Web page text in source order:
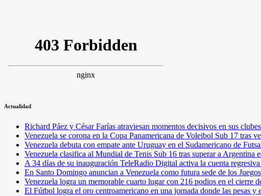
Actualidad
Richard Páez y César Farías atraviesan momentos decisivos en sus clubes
Venezuela se corona en la Copa Panamericana de Voleibol Sub 17 tras
Venezuela debuta con empate ante Uruguay en el Sudamericano de
Venezuela clasifica al Mundial de Tenis Sub 16 tras superar a Argentina
A 34 días de su inauguración TeleRadio Digital activa la cuenta
En Santo Domingo anuncian a Venezuela como futura sede de los
Venezuela logra un memorable cuarto lugar con 216 podios en el cierre
El Fútbol logra el oro centroamericano en una jornada donde las pesas